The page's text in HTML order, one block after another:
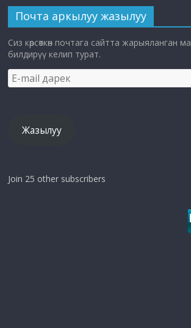
Почта аркылуу жазылуу
Сиз көрсөткөн почтага сайтта жарыяланган
билдирүү келип турат.
E-
mail
Жазылуу
Join 25 other subscribers